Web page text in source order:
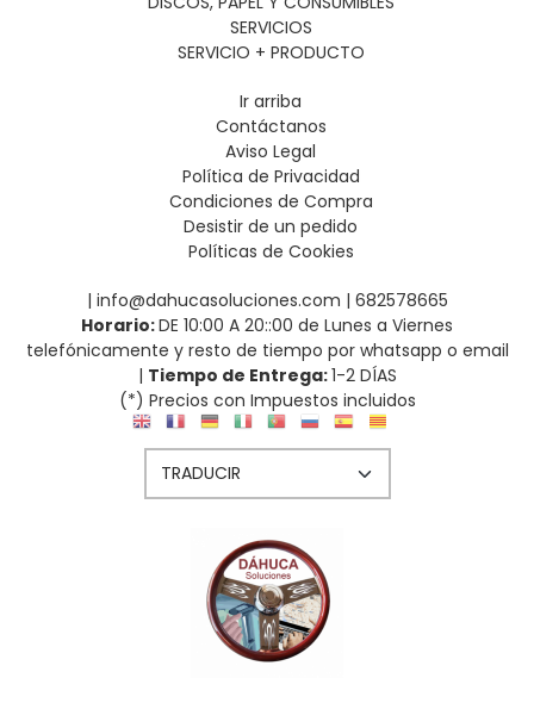
SERVICIOS
SERVICIO + PRODUCTO
Ir arriba
Contáctanos
Aviso Legal
Política de Privacidad
Condiciones de Compra
Desistir de un pedido
Políticas de Cookies
| info@dahucasoluciones.com | 682578665
Horario:DE 10:00 A 20::00 de Lunes a Viernes
telefónicamente y resto de tiempo por whatsapp o email
| Tiempo de Entrega:1-2 DÍAS
(*) Precios con Impuestos incluidos